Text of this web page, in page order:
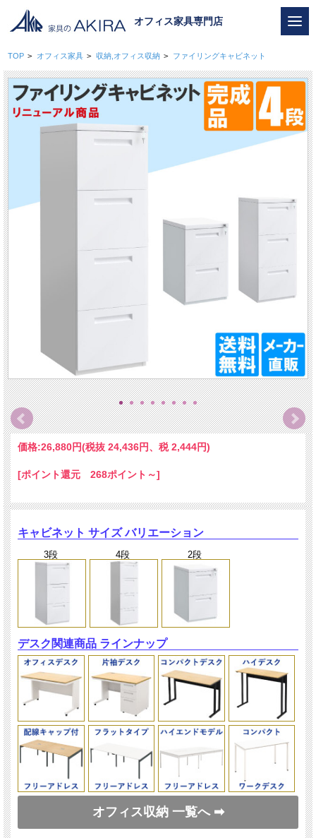
オフィス家具専門店
TOP > オフィス家具 > 収納,オフィス収納 > ファイリングキャビネット
価格:26,880円(税抜 24,436円、税 2,444円)
[ポイント還元 268ポイント～]
キャビネット サイズ バリエーション
3段 4段 2段
デスク関連商品 ラインナップ
オフィス収納 一覧へ ➡